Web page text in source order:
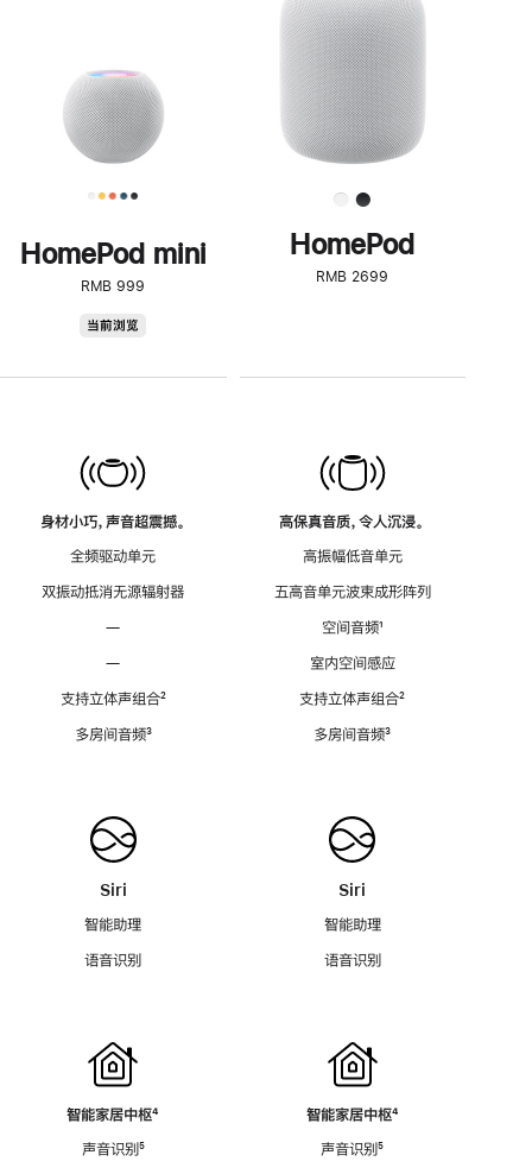
HomePod mini
RMB 999
当前浏览
身材小巧，声音超震撼。
全频驱动单元
双振动抵消无源辐射器
—
—
支持立体声组合脚
²
多房间音频脚
³
Siri
智能助理
语音识别
智能家居中枢脚
⁴
声音识别脚
⁵
了
解
HomePod<
HomePod
RMB 2699
高保真音质，令人沉浸。
高振幅低音单元
五高音单元波束成形阵列
空间音频脚
¹
室内空间感应
支持立体声组合脚
²
多房间音频脚
³
Siri
智能助理
语音识别
智能家居中枢脚
⁴
声音识别脚
⁵